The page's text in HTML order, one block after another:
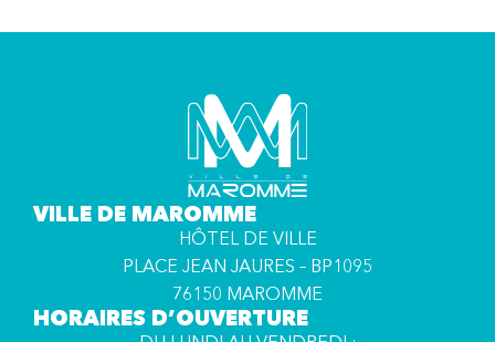
VILLE DE MAROMME
HÔTEL DE VILLE
PLACE JEAN JAURES – BP1095
76150 MAROMME
HORAIRES D’OUVERTURE